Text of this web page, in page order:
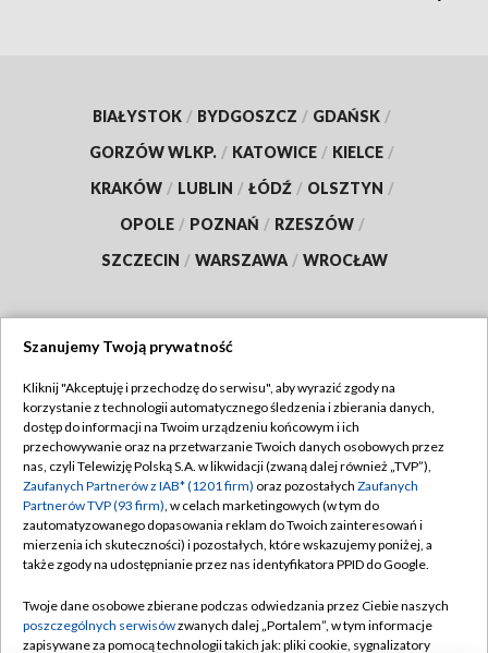
BIAŁYSTOK / BYDGOSZCZ / GDAŃSK /
GORZÓW WLKP. / KATOWICE / KIELCE /
KRAKÓW / LUBLIN / ŁÓDŹ / OLSZTYN /
OPOLE / POZNAŃ / RZESZÓW /
SZCZECIN / WARSZAWA / WROCŁAW
TVP
Abonament TVP
Emisja w TVP
Centrum informacji TVP
Naziemna Telewizja Cyfrowa
Rada Programowa
Regulamin TVP
Polityka prywatności
Moje zgody
Pomoc
Kontakt
Szanujemy Twoją prywatność
Kliknij "Akceptuję i przechodzę do serwisu", aby wyrazić zgody na
korzystanie z technologii automatycznego śledzenia i zbierania danych,
dostęp do informacji na Twoim urządzeniu końcowym i ich
przechowywanie oraz na przetwarzanie Twoich danych osobowych przez
nas, czyli Telewizję Polską S.A. w likwidacji (zwaną dalej również „TVP”),
Zaufanych Partnerów z IAB* (1201 firm) oraz pozostałych Zaufanych
Partnerów TVP (93 firm), w celach marketingowych (w tym do
zautomatyzowanego dopasowania reklam do Twoich zainteresowań i
mierzenia ich skuteczności) i pozostałych, które wskazujemy poniżej, a
także zgody na udostępnianie przez nas identyfikatora PPID do Google.
Twoje dane osobowe zbierane podczas odwiedzania przez Ciebie naszych
poszczególnych serwisówzwanych dalej „Portalem”, w tym informacje
zapisywane za pomocą technologii takich jak: pliki cookie, sygnalizatory